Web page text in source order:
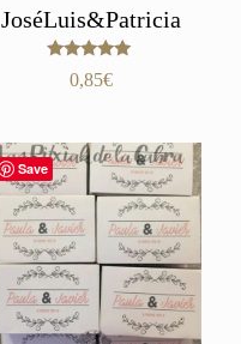
JoséLuis&Patricia
Valorado
con
0,85€
Save